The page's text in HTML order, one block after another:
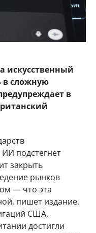
искусственный
в сложную
в
подстегнет
закрыть
рынков
— что эта
пишет издание.
США,
достигли